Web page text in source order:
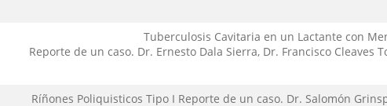
Tuberculosis Cavitaria en un Lactante con
Reporte de un caso. Dr. Ernesto Dala Sierra, Dr. Francisco Cleaves
Ríñones Poliquisticos Tipo I Reporte de un caso. Dr. Salomón